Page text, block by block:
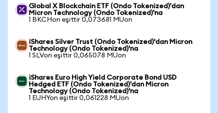
Global X Blockchain ETF (Ondo Tokenized)'dan
Micron Technology (Ondo Tokenized)'na
1 BKCHon eşittir 0,073681 MUon
iShares Silver Trust (Ondo Tokenized)'dan Micron
Technology (Ondo Tokenized)'na
1 SLVon eşittir 0,065078 MUon
iShares Euro High Yield Corporate Bond USD
Hedged ETF (Ondo Tokenized)'dan Micron
Technology (Ondo Tokenized)'na
1 EUHYon eşittir 0,061228 MUon